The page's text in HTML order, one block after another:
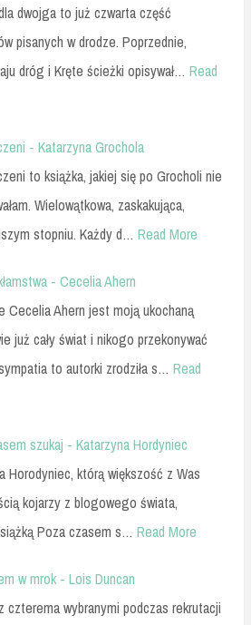
dwojga to już czwarta część
pisanych w drodze. Poprzednie,
dróg i Kręte ścieżki opisywał… Read
- Katarzyna Grochola
to książka, jakiej się po Grocholi nie
Wielowątkowa, zaskakująca,
stopniu. Każdy d… Read More
- Cecelia Ahern
Cecelia Ahern jest moją ukochaną
już cały świat i nikogo przekonywać
to autorki zrodziła s… Read
szukaj - Katarzyna Hordyniec
Horodyniec, którą większość z Was
kojarzy z blogowego świata,
Poza czasem s… Read More
w mrok - Lois Duncan
czterema wybranymi podczas rekrutacji